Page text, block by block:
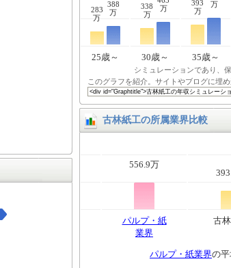
283
万
388
万
338
万
万
393
万
万
25歳～ 30歳～ 35歳～
シミュレーションであり、
このグラフを紹介。サイトやブログに埋
古林紙工の所属業界比較
556.9万
パルプ・紙
業界
古
パルプ・紙業界の